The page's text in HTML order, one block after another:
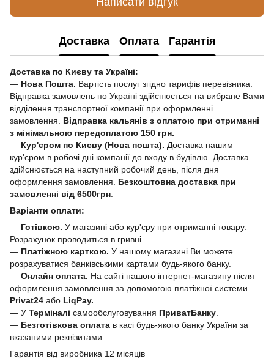
Доставка Оплата Гарантія
Доставка по Києву та Україні:
— Нова Пошта. Вартість послуг згідно тарифів перевізника.
Відправка замовлень по Україні здійснюється на вибране Вами
відділення транспортної компанії при оформленні
замовлення. Відправка кальянів з оплатою при отриманні
з мінімальною передоплатою 150 грн.
— Кур'єром по Києву (Нова пошта). Доставка нашим
кур'єром в робочі дні компанії до входу в будівлю. Доставка
здійснюється на наступний робочий день, після дня
оформлення замовлення. Безкоштовна доставка при
замовленні від 6500грн.
Варіанти оплати:
— Готівкою. У магазині або кур'єру при отриманні товару.
Розрахунок проводиться в гривні.
— Платіжною карткою. У нашому магазині Ви можете
розрахуватися банківськими картами будь-якого банку.
— Онлайн оплата. На сайті нашого інтернет-магазину після
оформлення замовлення за допомогою платіжної системи
Privat24 або LiqPay.
— У Терміналі самообслуговування ПриватБанку.
— Безготівкова оплата в касі будь-якого банку України за
вказаними реквізитами
Гарантія від виробника 12 місяців